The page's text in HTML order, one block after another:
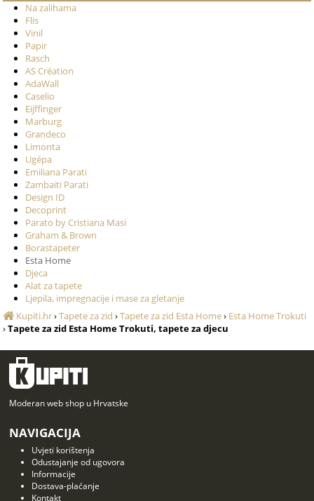
Na zalihama
Flis
Vinil
Papir
Rasch
AS Création
AdaWall
Caselio
Eijffinger
Marburg
Grandeco
Limonta
Ugépa
Emiliana Parati
Zambaiti Parati
Design ID
Decoprint
Parato by Cristiana Masi
Graham & Brown
Borastapeter
Esta Home
Djeca
Alat za tapete
Ljepila, impregnacije i mase za gletanje
Kupiti.hr›Tapete za zid ›Tapete za zid Esta Home› Esta Home Trokuti
›Tapete za zid Esta Home Trokuti, tapete za djecu
Moderan web shop u Hrvatske
NAVIGACIJA
Uvjeti korištenja
Odustajanje od ugovora
Informacije
Dostava-plaćanje
Kontakt